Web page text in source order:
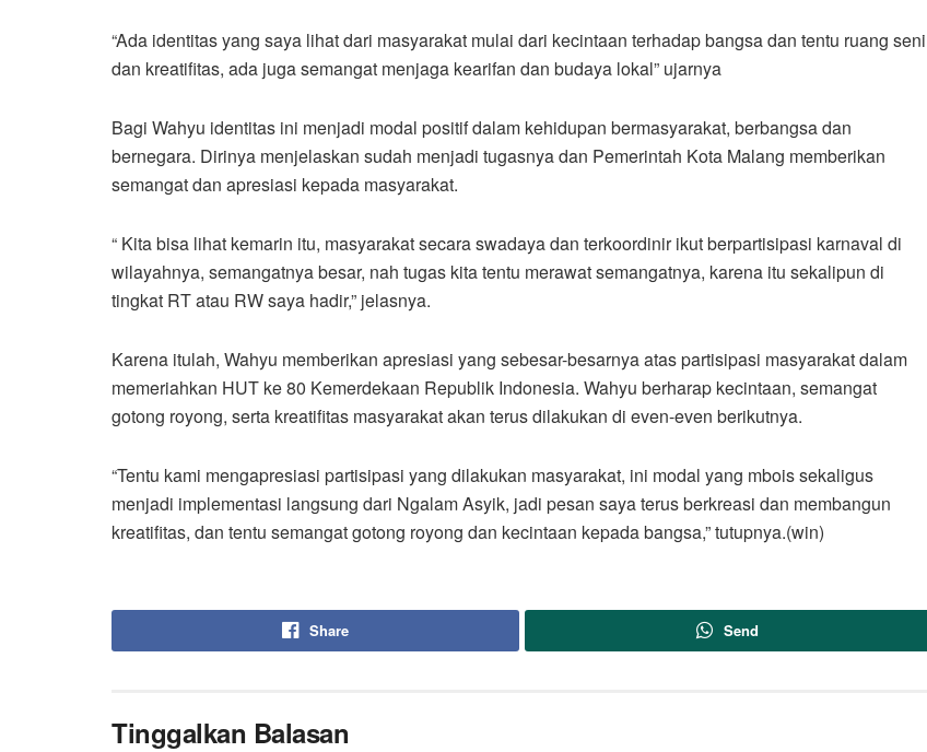
“Ada identitas yang saya lihat dari masyarakat mulai dari kecintaan terhadap bangsa dan tentu ruang seni
dan kreatifitas, ada juga semangat menjaga kearifan dan budaya lokal” ujarnya
Bagi Wahyu identitas ini menjadi modal positif dalam kehidupan bermasyarakat, berbangsa dan
bernegara. Dirinya menjelaskan sudah menjadi tugasnya dan Pemerintah Kota Malang memberikan
semangat dan apresiasi kepada masyarakat.
“ Kita bisa lihat kemarin itu, masyarakat secara swadaya dan terkoordinir ikut berpartisipasi karnaval di
wilayahnya, semangatnya besar, nah tugas kita tentu merawat semangatnya, karena itu sekalipun di
tingkat RT atau RW saya hadir,” jelasnya.
Karena itulah, Wahyu memberikan apresiasi yang sebesar-besarnya atas partisipasi masyarakat dalam
memeriahkan HUT ke 80 Kemerdekaan Republik Indonesia. Wahyu berharap kecintaan, semangat
gotong royong, serta kreatifitas masyarakat akan terus dilakukan di even-even berikutnya.
“Tentu kami mengapresiasi partisipasi yang dilakukan masyarakat, ini modal yang mbois sekaligus
menjadi implementasi langsung dari Ngalam Asyik, jadi pesan saya terus berkreasi dan membangun
kreatifitas, dan tentu semangat gotong royong dan kecintaan kepada bangsa,” tutupnya.(win)
Share Send
Tinggalkan Balasan